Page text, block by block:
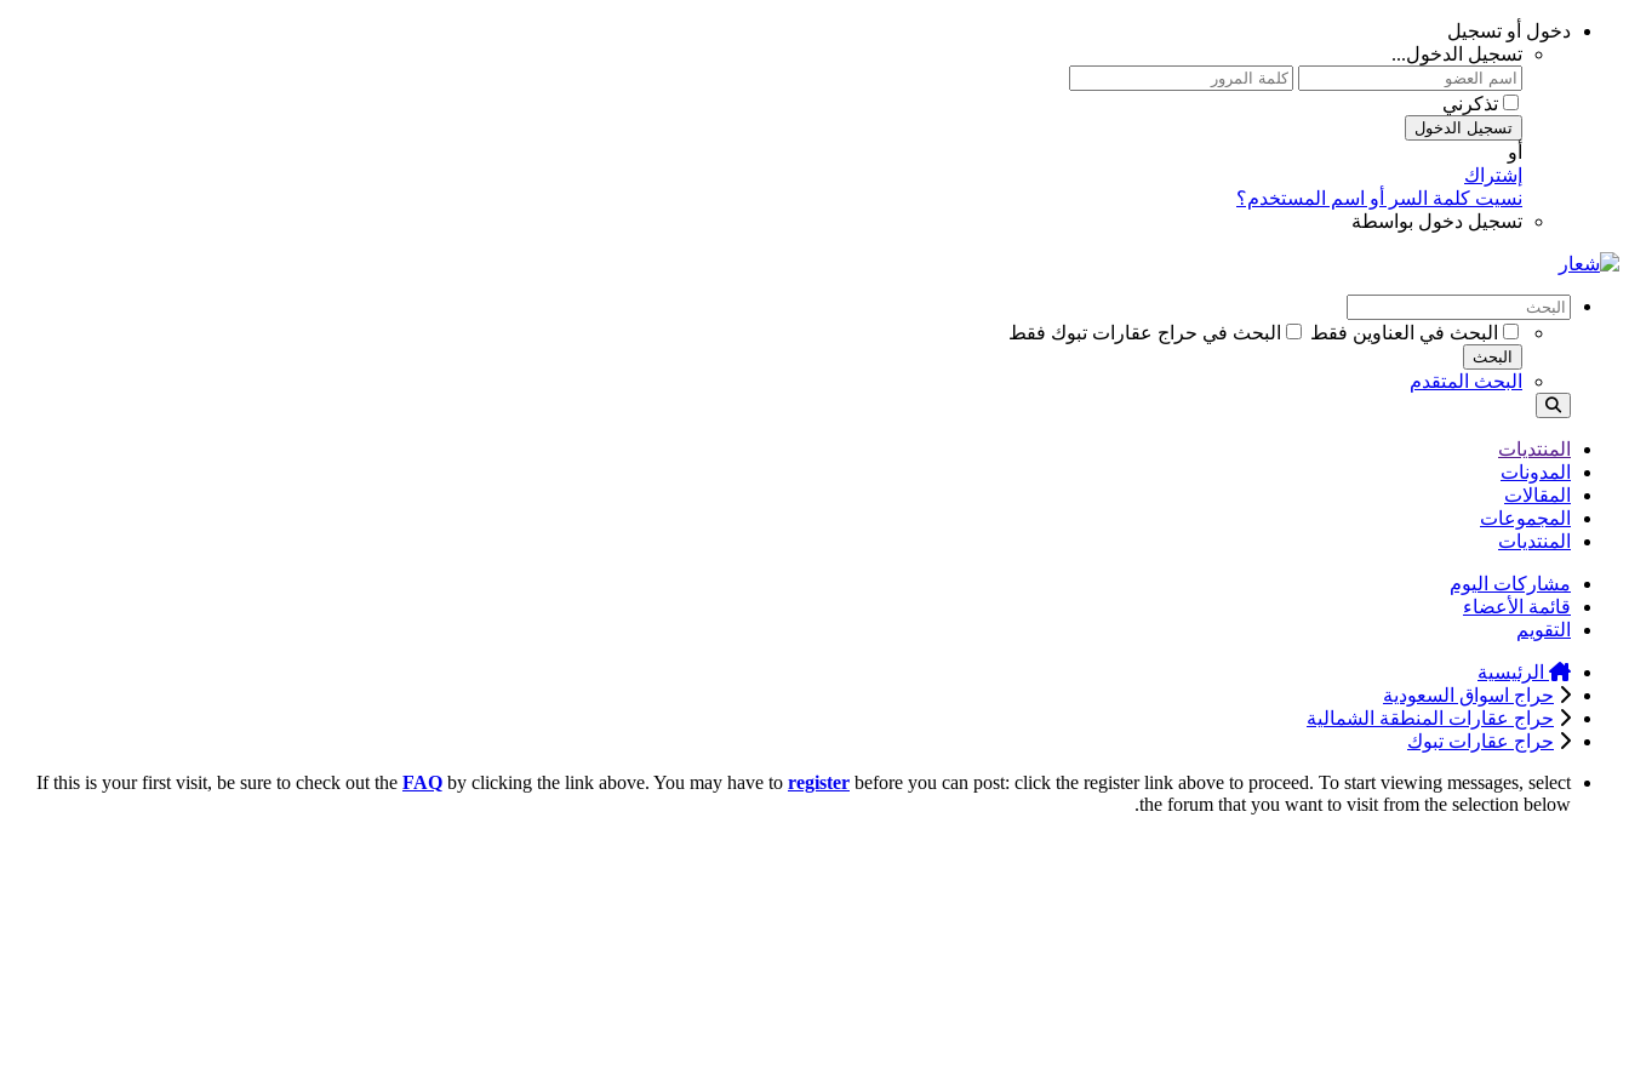
دخول أو تسجيل
تسجيل الدخول...
تذكرني
تسجيل الدخول
أو
إشتراك
نسيت كلمة السر أو اسم المستخدم؟
تسجيل دخول بواسطة
البحث في العناوين فقط البحث في حراج عقارات تبوك فقط
البحث
البحث المتقدم
المنتديات
المدونات
المقالات
المجموعات
المنتديات
مشاركات اليوم
قائمة الأعضاء
التقويم
الرئيسية
حراج اسواق السعودية
حراج عقارات المنطقة الشمالية
حراج عقارات تبوك
If this is your first visit, be sure to check out the FAQ by clicking the link above. You may have to register before you can post: click the register link above to proceed. To start viewing messages, select
the forum that you want to visit from the selection below.